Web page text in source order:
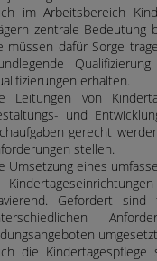
im Arbeitsbereich
zentrale Bedeutung
müssen dafür Sorge
erhalten.
Leitungen von
und
gerecht
stellen.
Umsetzung eines
Gefordert
die